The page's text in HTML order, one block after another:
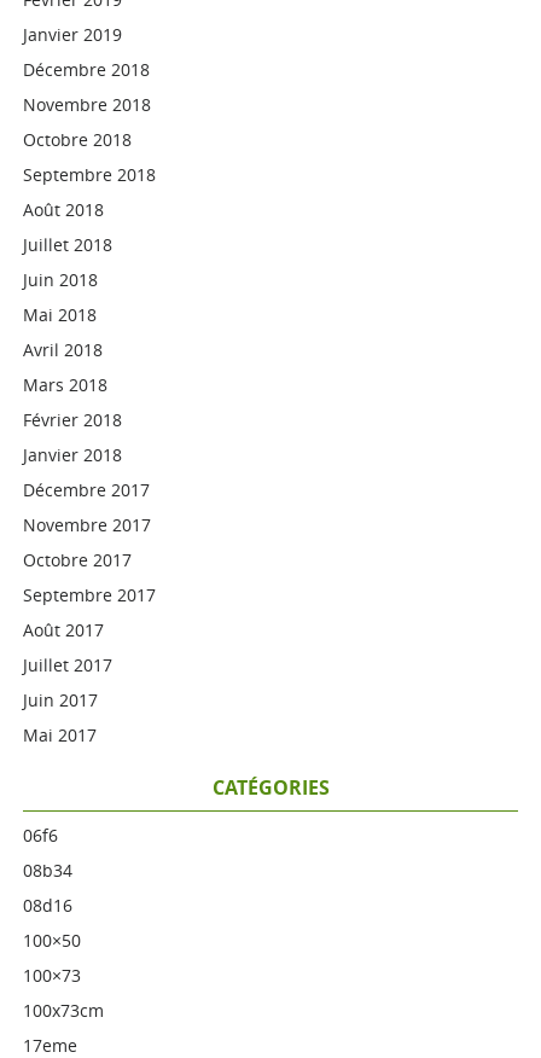
Janvier 2019
Décembre 2018
Novembre 2018
Octobre 2018
Septembre 2018
Août 2018
Juillet 2018
Juin 2018
Mai 2018
Avril 2018
Mars 2018
Février 2018
Janvier 2018
Décembre 2017
Novembre 2017
Octobre 2017
Septembre 2017
Août 2017
Juillet 2017
Juin 2017
Mai 2017
CATÉGORIES
06f6
08b34
08d16
100×50
100×73
100x73cm
17eme